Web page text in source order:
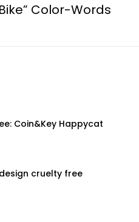
Color-Words
Coin&Key Happycat
cruelty free